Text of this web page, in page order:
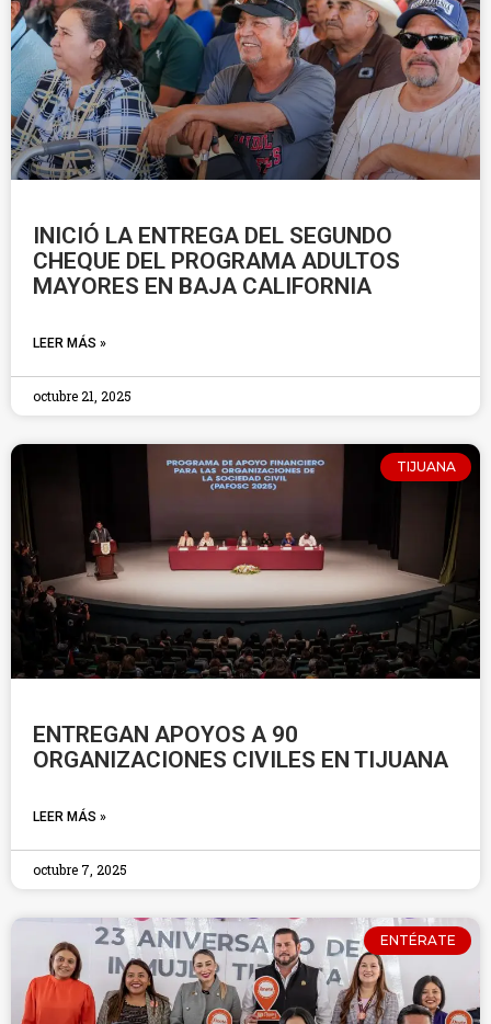
INICIÓ LA ENTREGA DEL SEGUNDO
CHEQUE DEL PROGRAMA ADULTOS
MAYORES EN BAJA CALIFORNIA
LEER MÁS »
octubre 21, 2025
TIJUANA
ENTREGAN APOYOS A 90
ORGANIZACIONES CIVILES EN TIJUANA
LEER MÁS »
octubre 7, 2025
ENTÉRATE